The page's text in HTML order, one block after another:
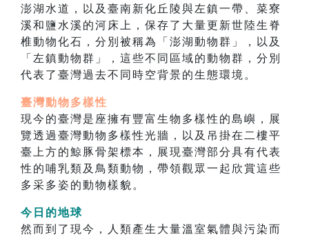
澎湖水道，以及臺南新化丘陵與左鎮一帶、菜寮
溪和鹽水溪的河床上，保存了大量更新世陸生脊
椎動物化石，分別被稱為「澎湖動物群」，以及
「左鎮動物群」，這些不同區域的動物群，分別
代表了臺灣過去不同時空背景的生態環境。
臺灣動物多樣性
現今的臺灣是座擁有豐富生物多樣性的島嶼，展
覽透過臺灣動物多樣性光牆，以及吊掛在二樓平
臺上方的鯨豚骨架標本，展現臺灣部分具有代表
性的哺乳類及鳥類動物，帶領觀眾一起欣賞這些
多采多姿的動物樣貌。
今日的地球
然而到了現今，人類產生大量溫室氣體與污染而